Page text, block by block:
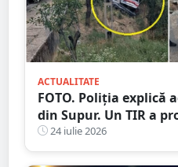
ACTUALITATE
FOTO. Poliția explică
din Supur. Un TIR a
șanț24 iulie 2026